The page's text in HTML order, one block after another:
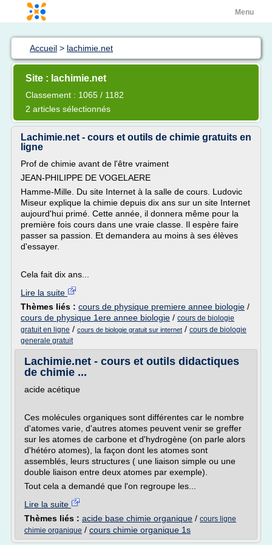
Menu
Accueil > lachimie.net
Site : lachimie.net
Classement : 1065 / 1182
2 articles sélectionnés
Lachimie.net - cours et outils de chimie gratuits en
ligne
Prof de chimie avant de l'être vraiment
JEAN-PHILIPPE DE VOGELAERE
Hamme-Mille. Du site Internet à la salle de cours. Ludovic
Miseur explique la chimie depuis dix ans sur un site Internet
aujourd'hui primé. Cette année, il donnera même pour la
première fois cours dans une vraie classe. Il espère faire
passer sa passion. Et demandera au moins à ses élèves
d'essayer.
Cela fait dix ans...
Lire la suite
Thèmes liés : cours de physique premiere annee biologie /
cours de physique 1ere annee biologie / cours de biologie
gratuit en ligne / cours de biologie gratuit sur internet / cours de biologie
generale gratuit
Lachimie.net - cours et outils didactiques
de chimie ...
acide acétique
Ces molécules organiques sont différentes car le nombre
d'atomes varie, d'autres atomes peuvent venir se greffer
sur les atomes de carbone et d'hydrogène (on parle alors
d'hétéro atomes), la façon dont les atomes sont
assemblés, leurs structures ( une liaison simple ou une
double liaison entre deux atomes par exemple).
Tout cela a demandé que l'on regroupe les...
Lire la suite
Thèmes liés : acide base chimie organique / cours ligne
chimie organique / cours chimie organique 1s